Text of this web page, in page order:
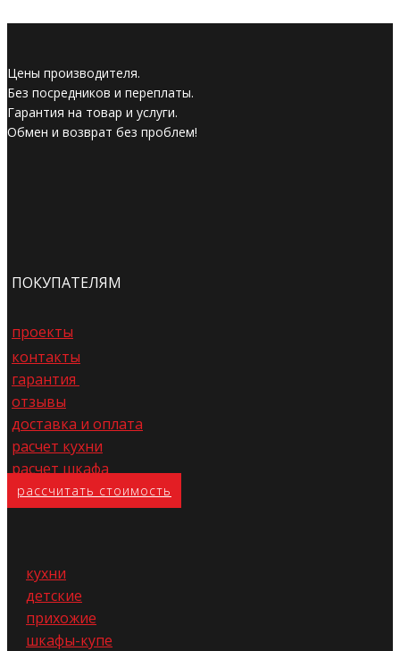
Цены производителя.
Без посредников и переплаты.
Гарантия на товар и услуги.
Обмен и возврат без проблем!
ПОКУПАТЕЛЯМ
проекты
контакты
гарантия
отзывы
доставка и оплата
расчет кухни
расчет шкафа
расс​читать стоимость
кухни
детские
прихожие
шкафы-купе